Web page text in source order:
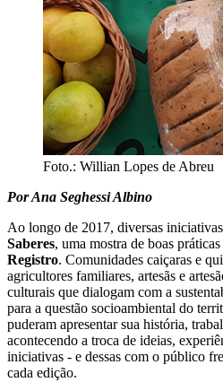
Foto.: Willian Lopes de Abreu
Por Ana Seghessi Albino
Ao longo de 2017, diversas
Saberes, uma mostra de boas
Registro. Comunidades caiçaras e
agricultores familiares, artesãs e
culturais que dialogam com a
para a questão socioambiental do
puderam apresentar sua história,
acontecendo a troca de ideias,
iniciativas - e dessas com o público
cada edição.